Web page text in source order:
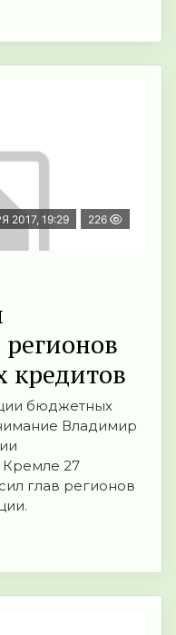
2017, 19:29 226
регионов
кредитов
бюджетных
Владимир
Кремле 27
глав регионов